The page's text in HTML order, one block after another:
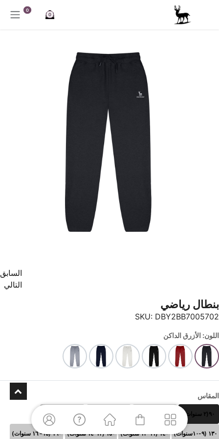
تخطي للذهاب إلى المحتوى
0
0
السابق
التالي
بنطال رياضي
SKU: DBY2BB7005702
اللون: الأزرق الداكن
المقاس
٩٠(٢ سنوات) ١٠٠(٣-٤ سنوات) ١٢٠ (٧-٨سنوات)
١٣٠ (٩-١٠سنوات) ١٤٠ (١١-١٢ سنوات) ١٥٠ (١٣-١٤ سنوات) ١٦٠ (١٥- ١٦ سنوات)